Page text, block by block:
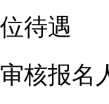
待遇
报名